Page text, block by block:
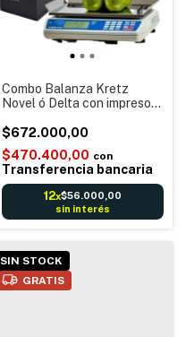
Combo Balanza Kretz
Novel ó Delta con impresor
Balanza Comercial
impresora Tickeadora
$672.000,00
$470.400,00 con
Transferencia bancaria
12x$56.000,00
sin interés
SIN STOCK
GRATIS